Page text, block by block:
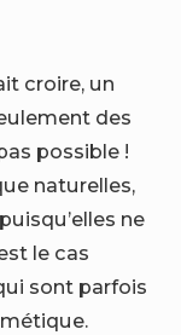
croire, un
des
possible !
naturelles,
ne
le cas
sont parfois